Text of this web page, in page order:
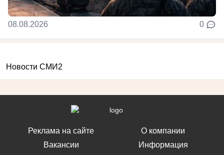
08.08.2026 0
Новости СМИ2
Реклама на сайте
Вакансии
О компании
Информация